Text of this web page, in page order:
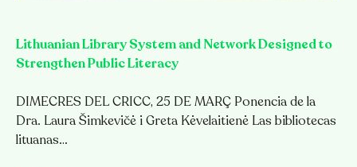
Lithuanian Library System and Network Designed to
Strengthen Public Literacy
DIMECRES DEL CRICC, 25 DE MARÇ Ponencia de la
Dra. Laura Šimkevičė i Greta Kėvelaitienė Las bibliotecas
lituanas…